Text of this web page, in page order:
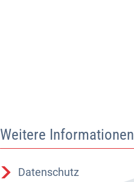
Weitere Informationen
Datenschutz